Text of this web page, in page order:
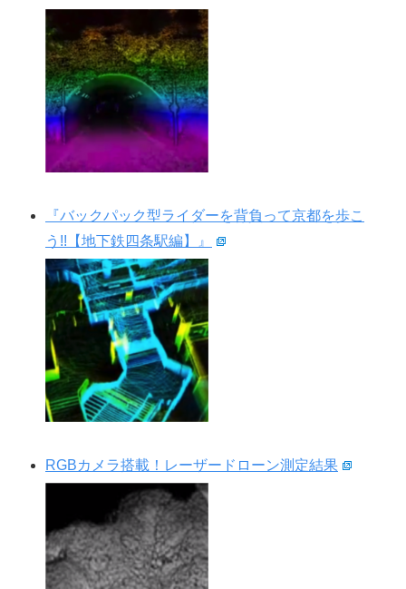
『バックパック型ライダーを背負って京都を歩こ
う!!【地下鉄四条駅編】』
RGBカメラ搭載！レーザードローン測定結果